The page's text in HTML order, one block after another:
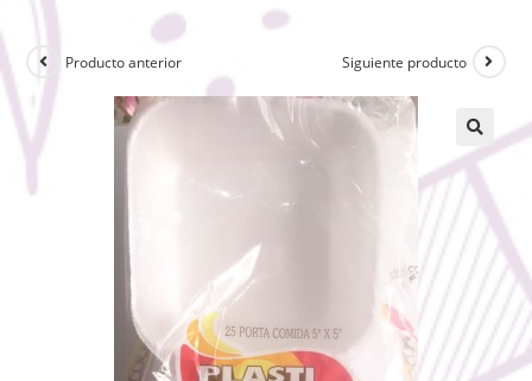
Producto anterior Siguiente producto
🔍